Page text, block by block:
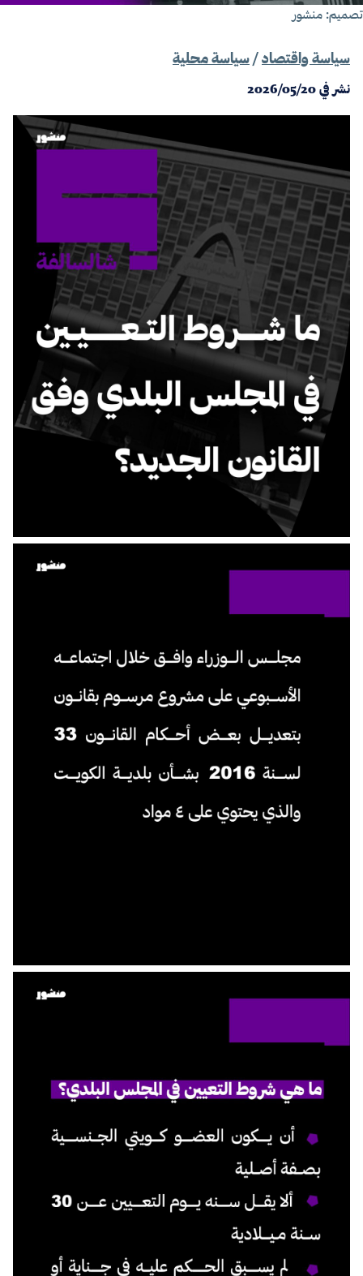
منشور
سياسة واقتصاد/ سياسة محلية
نشر في2026/05/20